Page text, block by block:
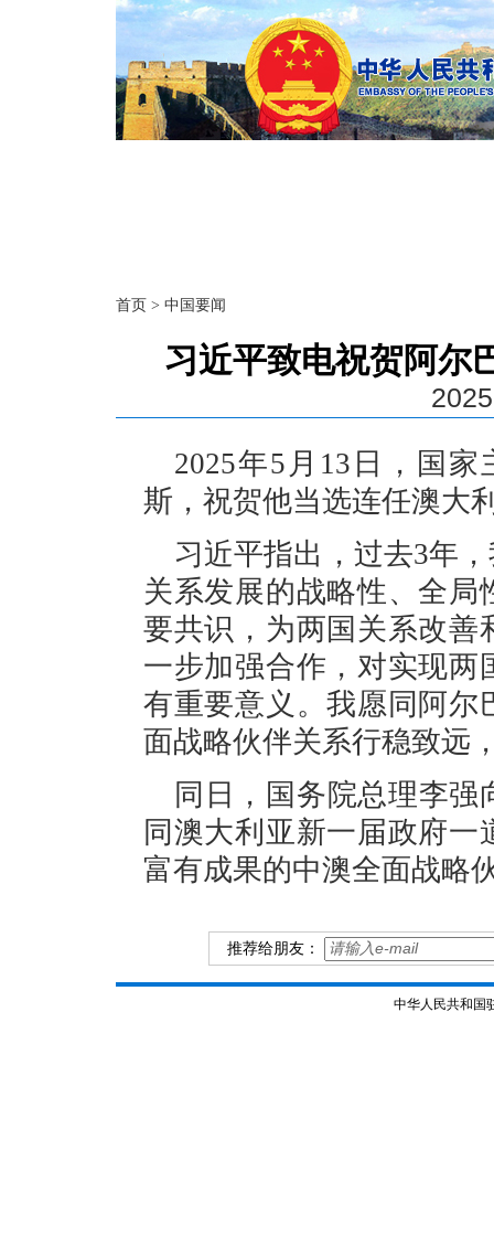
首页 > 中国要闻
习近平致电祝贺阿尔
2025年5月13日，国
斯，祝贺他当选连任澳大
习近平指出，过去3年
关系发展的战略性、全
要共识，为两国关系改善
一步加强合作，对实现两
有重要意义。我愿同阿尔
面战略伙伴关系行稳致远
同日，国务院总理李
同澳大利亚新一届政府
富有成果的中澳全面战略
推荐给朋友：
中华人民共和国